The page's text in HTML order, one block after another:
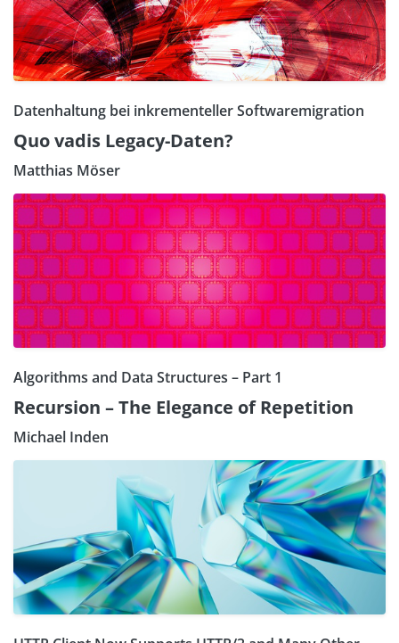
Datenhaltung bei inkrementeller Softwaremigration
Quo vadis Legacy-Daten?
Matthias Möser
Algorithms and Data Structures – Part 1
Recursion – The Elegance of Repetition
Michael Inden